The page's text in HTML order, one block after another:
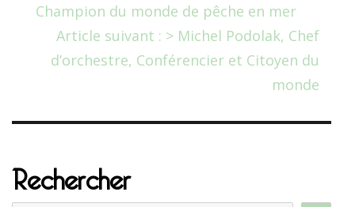
Champion du monde de pêche en mer
Article suivant : > Michel Podolak, Chef
d’orchestre, Conférencier et Citoyen du
monde
Rechercher